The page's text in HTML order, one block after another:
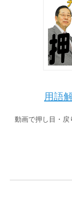
用語
動画で押し目・戻